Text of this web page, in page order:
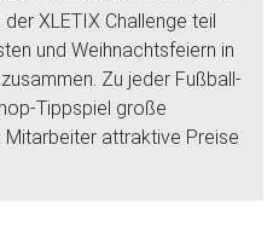
XLETIX Challenge teil
und Weihnachtsfeiern in
Zu jeder Fußball-
Tippspiel große
Mitarbeiter attraktive Preise